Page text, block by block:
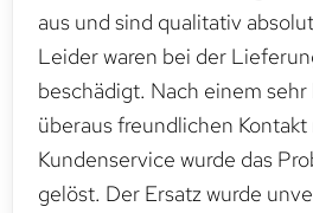
aus und sind qualitativ
Leider waren bei der
beschädigt. Nach einem sehr
überaus freundlichen
Kundenservice wurde das
gelöst. Der Ersatz wurde